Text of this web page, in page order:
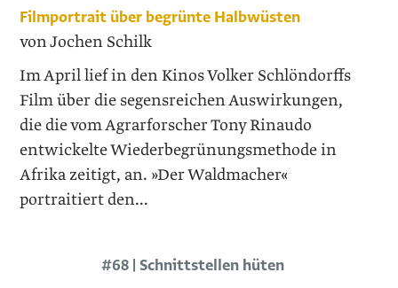
Filmportrait über begrünte Halbwüsten
von Jochen Schilk
Im April lief in den Kinos Volker Schlöndorffs
Film über die segensreichen Auswirkungen,
die die vom Agrarforscher Tony Rinaudo
entwickelte Wiederbegrünungsmethode in
Afrika zeitigt, an. »Der Waldmacher«
portraitiert den...
#68 | Schnittstellen hüten